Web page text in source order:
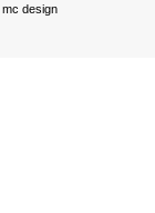
mc design